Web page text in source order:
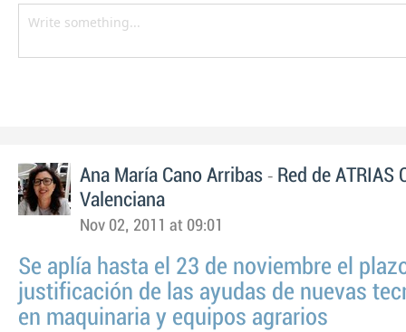
Ana María Cano Arribas - Red de ATRIAS
Valenciana
Nov 02, 2011 at 09:01
Se aplía hasta el 23 de noviembre el
justificación de las ayudas de nuevas
en maquinaria y equipos agrarios